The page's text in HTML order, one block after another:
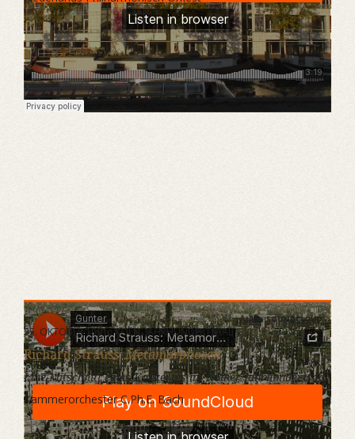
25. OKTOBER 1991 · KÖLN, JAHRHUNDERTSAAL
Richard Strauss:Metamorphosen
Live-Mitschnitt eines Konzertes im Kölner Jahrhundertsaal
Kammerorchester C.Ph.E. Bach